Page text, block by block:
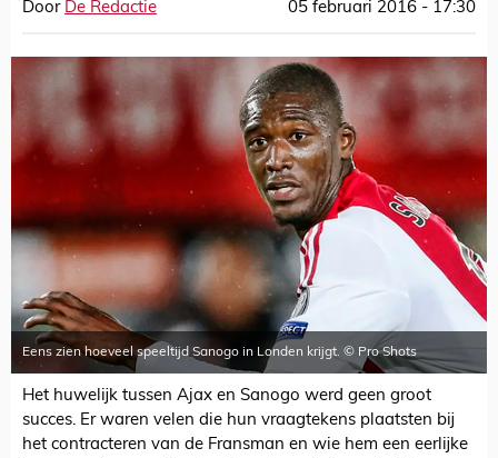
Door De Redactie 05 februari 2016 - 17:30
Eens zien hoeveel speeltijd Sanogo in Londen krijgt. © Pro Shots
Het huwelijk tussen Ajax en Sanogo werd geen groot
succes. Er waren velen die hun vraagtekens plaatsten bij
het contracteren van de Fransman en wie hem een eerlijke